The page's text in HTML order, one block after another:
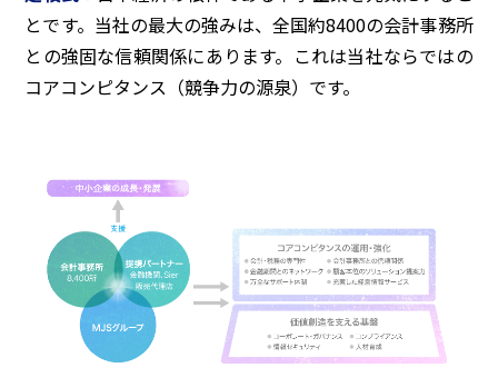
とです。当社の最大の強みは、全国約8400の会計事務所
との強固な信頼関係にあります。これは当社ならではの
コアコンピタンス（競争力の源泉）です。